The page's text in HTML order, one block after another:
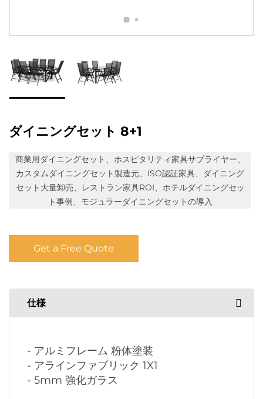
ダイニングセット 8+1
商業用ダイニングセット、ホスピタリティ家具サプライヤー、
カスタムダイニングセット製造元、ISO認証家具、ダイニング
セット大量卸売、レストラン家具ROI、ホテルダイニングセッ
ト事例、モジュラーダイニングセットの導入
Get a Free Quote
仕様
- アルミフレーム 粉体塗装
- アラインファブリック 1X1
- 5mm 強化ガラス